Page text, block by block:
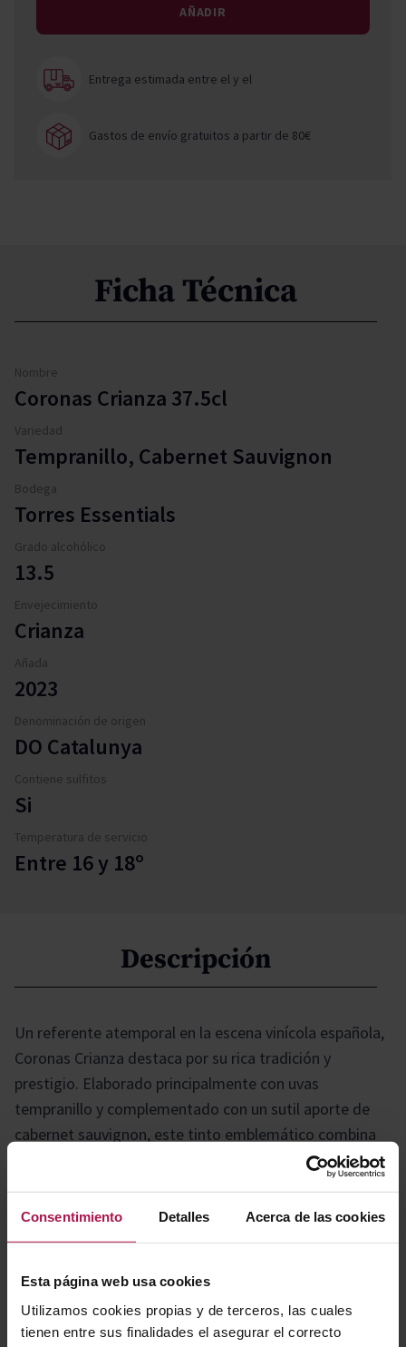
Consentimiento Detalles Acerca de las cookies
Esta página web usa cookies
Utilizamos cookies propias y de terceros, las cuales
tienen entre sus finalidades el asegurar el correcto
AÑADIR
Entrega estimada entre ely el
Gastos de envío gratuitos a partir de 80€
Ficha Técnica
Nombre
Coronas Crianza 37.5cl
Variedad
Tempranillo, Cabernet Sauvignon
Bodega
Torres Essentials
Grado alcohólico
13.5
Envejecimiento
Crianza
Añada
2023
Denominación de origen
DO Catalunya
Contiene sulfitos
Si
Temperatura de servicio
Entre 16 y 18º
Descripción
Un referente atemporal en la escena vinícola española,
Coronas Crianza destaca por su rica tradición y
prestigio. Elaborado principalmente con uvas
tempranillo y complementado con un sutil aporte de
cabernet sauvignon, este tinto emblemático combina
historia, carácter y elegancia en cada copa. Ideal para
quienes buscan autenticidad y calidad en un vino con
legado.
Gastronomía